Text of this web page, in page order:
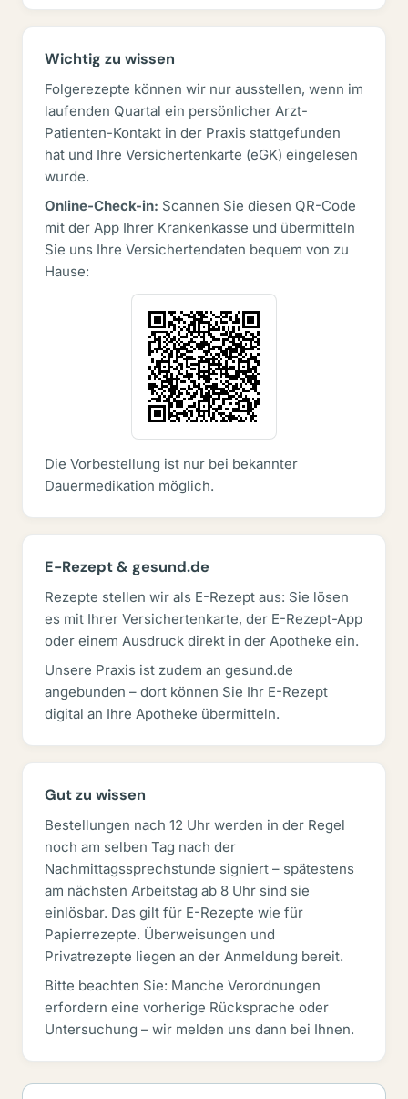
Wichtig zu wissen
Folgerezepte können wir nur ausstellen, wenn im
laufenden Quartal ein persönlicher Arzt-
Patienten-Kontakt in der Praxis stattgefunden
hat und Ihre Versichertenkarte (eGK) eingelesen
wurde.
Online-Check-in: Scannen Sie diesen QR-Code
mit der App Ihrer Krankenkasse und übermitteln
Sie uns Ihre Versichertendaten bequem von zu
Hause:
Die Vorbestellung ist nur bei bekannter
Dauermedikation möglich.
E-Rezept & gesund.de
Rezepte stellen wir als E-Rezept aus: Sie lösen
es mit Ihrer Versichertenkarte, der E-Rezept-App
oder einem Ausdruck direkt in der Apotheke ein.
Unsere Praxis ist zudem an gesund.de
angebunden – dort können Sie Ihr E-Rezept
digital an Ihre Apotheke übermitteln.
Gut zu wissen
Bestellungen nach 12 Uhr werden in der Regel
noch am selben Tag nach der
Nachmittagssprechstunde signiert – spätestens
am nächsten Arbeitstag ab 8 Uhr sind sie
einlösbar. Das gilt für E-Rezepte wie für
Papierrezepte. Überweisungen und
Privatrezepte liegen an der Anmeldung bereit.
Bitte beachten Sie: Manche Verordnungen
erfordern eine vorherige Rücksprache oder
Untersuchung – wir melden uns dann bei Ihnen.